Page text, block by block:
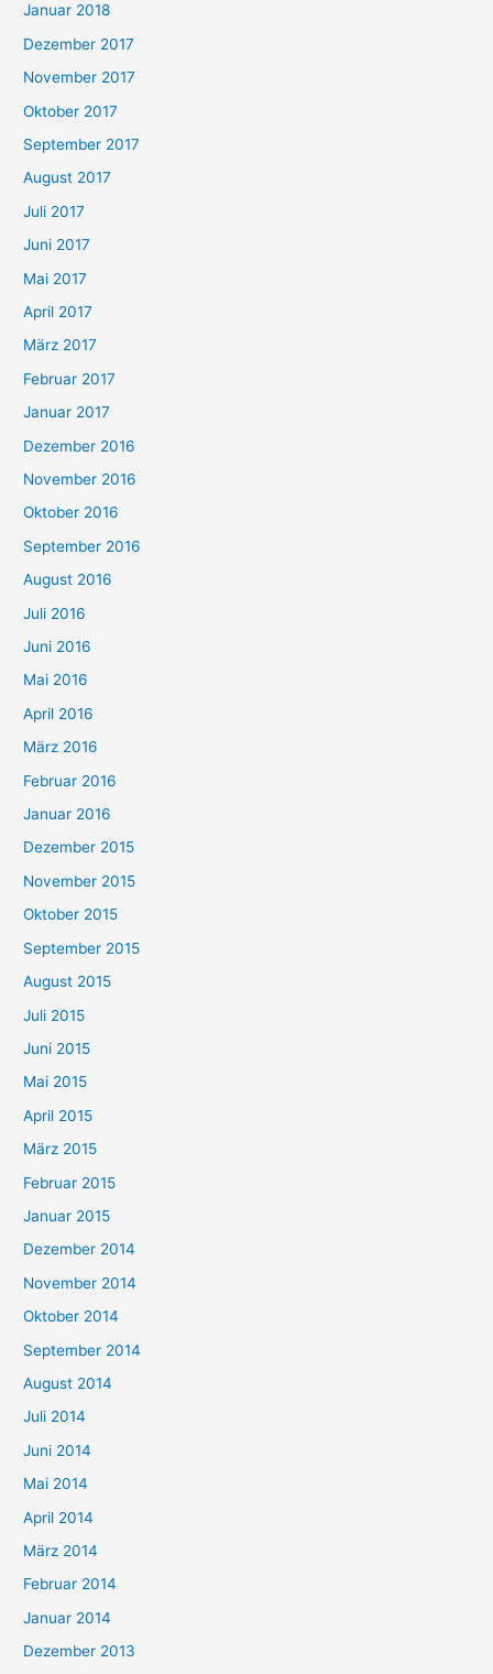
Januar 2018
Dezember 2017
November 2017
Oktober 2017
September 2017
August 2017
Juli 2017
Juni 2017
Mai 2017
April 2017
März 2017
Februar 2017
Januar 2017
Dezember 2016
November 2016
Oktober 2016
September 2016
August 2016
Juli 2016
Juni 2016
Mai 2016
April 2016
März 2016
Februar 2016
Januar 2016
Dezember 2015
November 2015
Oktober 2015
September 2015
August 2015
Juli 2015
Juni 2015
Mai 2015
April 2015
März 2015
Februar 2015
Januar 2015
Dezember 2014
November 2014
Oktober 2014
September 2014
August 2014
Juli 2014
Juni 2014
Mai 2014
April 2014
März 2014
Februar 2014
Januar 2014
Dezember 2013